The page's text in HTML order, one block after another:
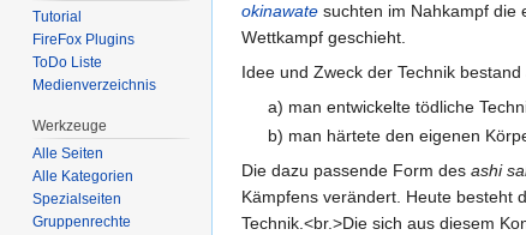
okinawate suchten im Nahkampf die
Wettkampf geschieht.
Idee und Zweck der Technik
a) man entwickelte tödliche
b) man härtete den eigenen
Die dazu passende Form des ashi
Kämpfens verändert. Heute besteht
Technik.<br.>Die sich aus diesem
Tutorial
FireFox Plugins
ToDo Liste
Medienverzeichnis
Werkzeuge
Alle Seiten
Alle Kategorien
Spezialseiten
Gruppenrechte